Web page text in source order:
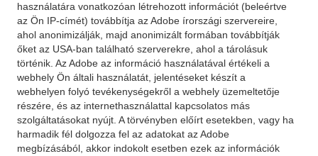
használatára vonatkozóan létrehozott információt (beleértve
az Ön IP-címét) továbbítja az Adobe írországi szervereire,
ahol anonimizálják, majd anonimizált formában továbbítják
őket az USA-ban található szerverekre, ahol a tárolásuk
történik. Az Adobe az információ használatával értékeli a
webhely Ön általi használatát, jelentéseket készít a
webhelyen folyó tevékenységekről a webhely üzemeltetője
részére, és az internethasználattal kapcsolatos más
szolgáltatásokat nyújt. A törvényben előírt esetekben, vagy ha
harmadik fél dolgozza fel az adatokat az Adobe
megbízásából, akkor indokolt esetben ezek az információk